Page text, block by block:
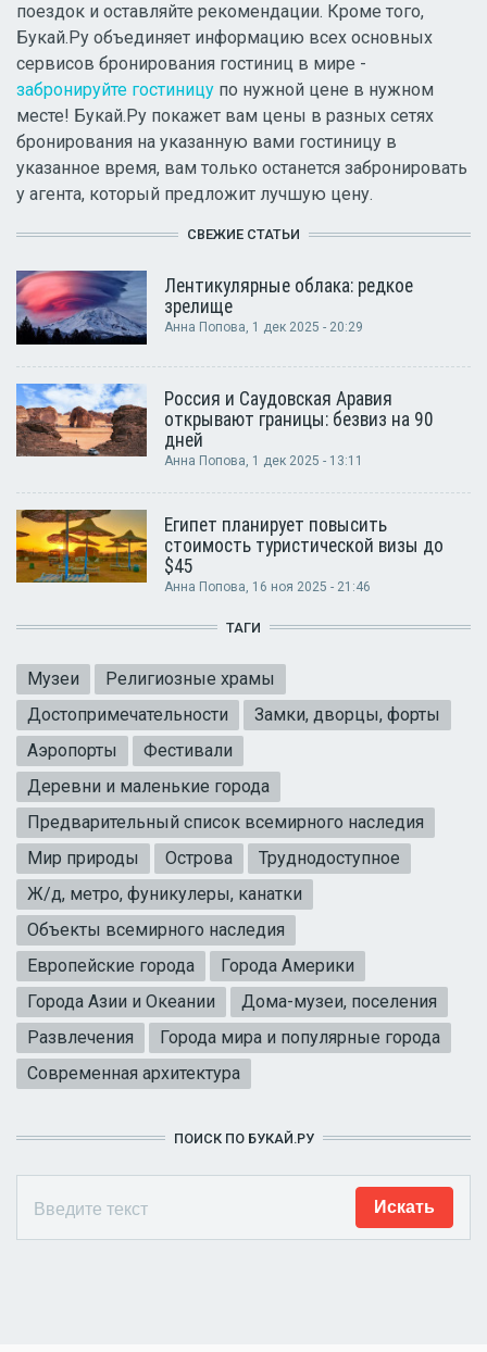
поездок и оставляйте рекомендации. Кроме того,
Букай.Ру объединяет информацию всех основных
сервисов бронирования гостиниц в мире -
забронируйте гостиницу по нужной цене в нужном
месте! Букай.Ру покажет вам цены в разных сетях
бронирования на указанную вами гостиницу в
указанное время, вам только останется забронировать
у агента, который предложит лучшую цену.
СВЕЖИЕ СТАТЬИ
Лентикулярные облака: редкое
зрелище
Анна Попова, 1 дек 2025 - 20:29
Россия и Саудовская Аравия
открывают границы: безвиз на 90
дней
Анна Попова, 1 дек 2025 - 13:11
Египет планирует повысить
стоимость туристической визы до
$45
Анна Попова, 16 ноя 2025 - 21:46
ТАГИ
Музеи
Религиозные храмы
Достопримечательности
Замки, дворцы, форты
Аэропорты
Фестивали
Деревни и маленькие города
Предварительный список всемирного наследия
Мир природы
Острова
Труднодоступное
Ж/д, метро, фуникулеры, канатки
Объекты всемирного наследия
Европейские города
Города Америки
Города Азии и Океании
Дома-музеи, поселения
Развлечения
Города мира и популярные города
Современная архитектура
ПОИСК ПО БУКАЙ.РУ